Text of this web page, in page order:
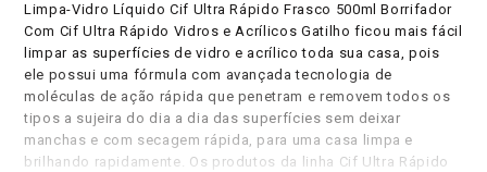
Limpa-Vidro Líquido Cif Ultra Rápido Frasco 500ml Borrifador
Com Cif Ultra Rápido Vidros e Acrílicos Gatilho ficou mais fácil
limpar as superfícies de vidro e acrílico toda sua casa, pois
ele possui uma fórmula com avançada tecnologia de
moléculas de ação rápida que penetram e removem todos os
tipos a sujeira do dia a dia das superfícies sem deixar
manchas e com secagem rápida, para uma casa limpa e
brilhando rapidamente. Os produtos da linha Cif Ultra Rápido